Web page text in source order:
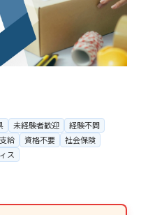
未経験者歓迎
経験不問
給 資格不要
社会保険
ス